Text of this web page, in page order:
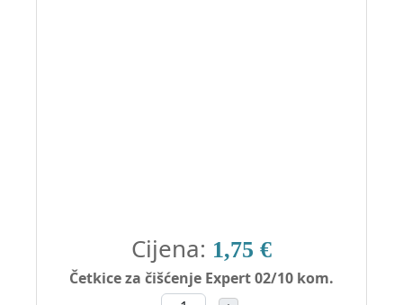
Cijena: 1,75 €
Četkice za čišćenje Expert 02/10 kom.